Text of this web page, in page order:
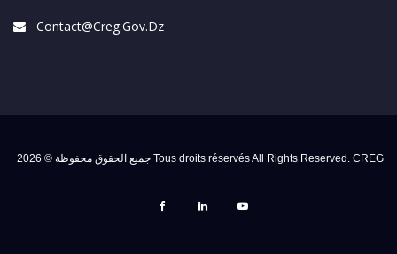
Contact@creg.gov.dz
جميع الحقوق محفوظة © 2026 Tous droits réservés All Rights Reserved. CREG